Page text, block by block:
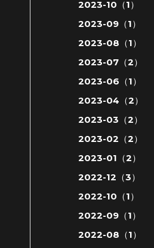
2023-10（1）
2023-09（1）
2023-08（1）
2023-07（2）
2023-06（1）
2023-04（2）
2023-03（2）
2023-02（2）
2023-01（2）
2022-12（3）
2022-10（1）
2022-09（1）
2022-08（1）